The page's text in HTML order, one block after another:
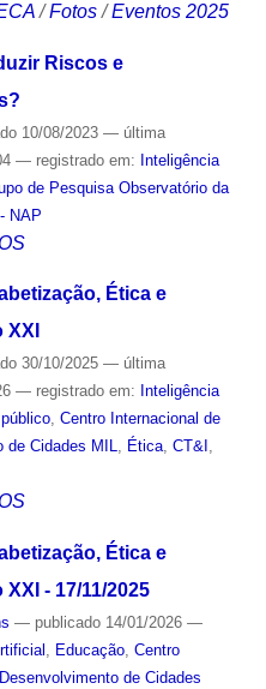
/Fotos /Eventos 2025
Riscos e
10/08/2023 — última
— registrado em: Inteligência
de Pesquisa Observatório da
NAP
Ética e
30/10/2025 — última
— registrado em: Inteligência
, Centro Internacional de
de Cidades MIL, Ética, CT&I ,
Ética e
- 17/11/2025
— publicado14/01/2026 —
, Educação, Centro
de Cidades